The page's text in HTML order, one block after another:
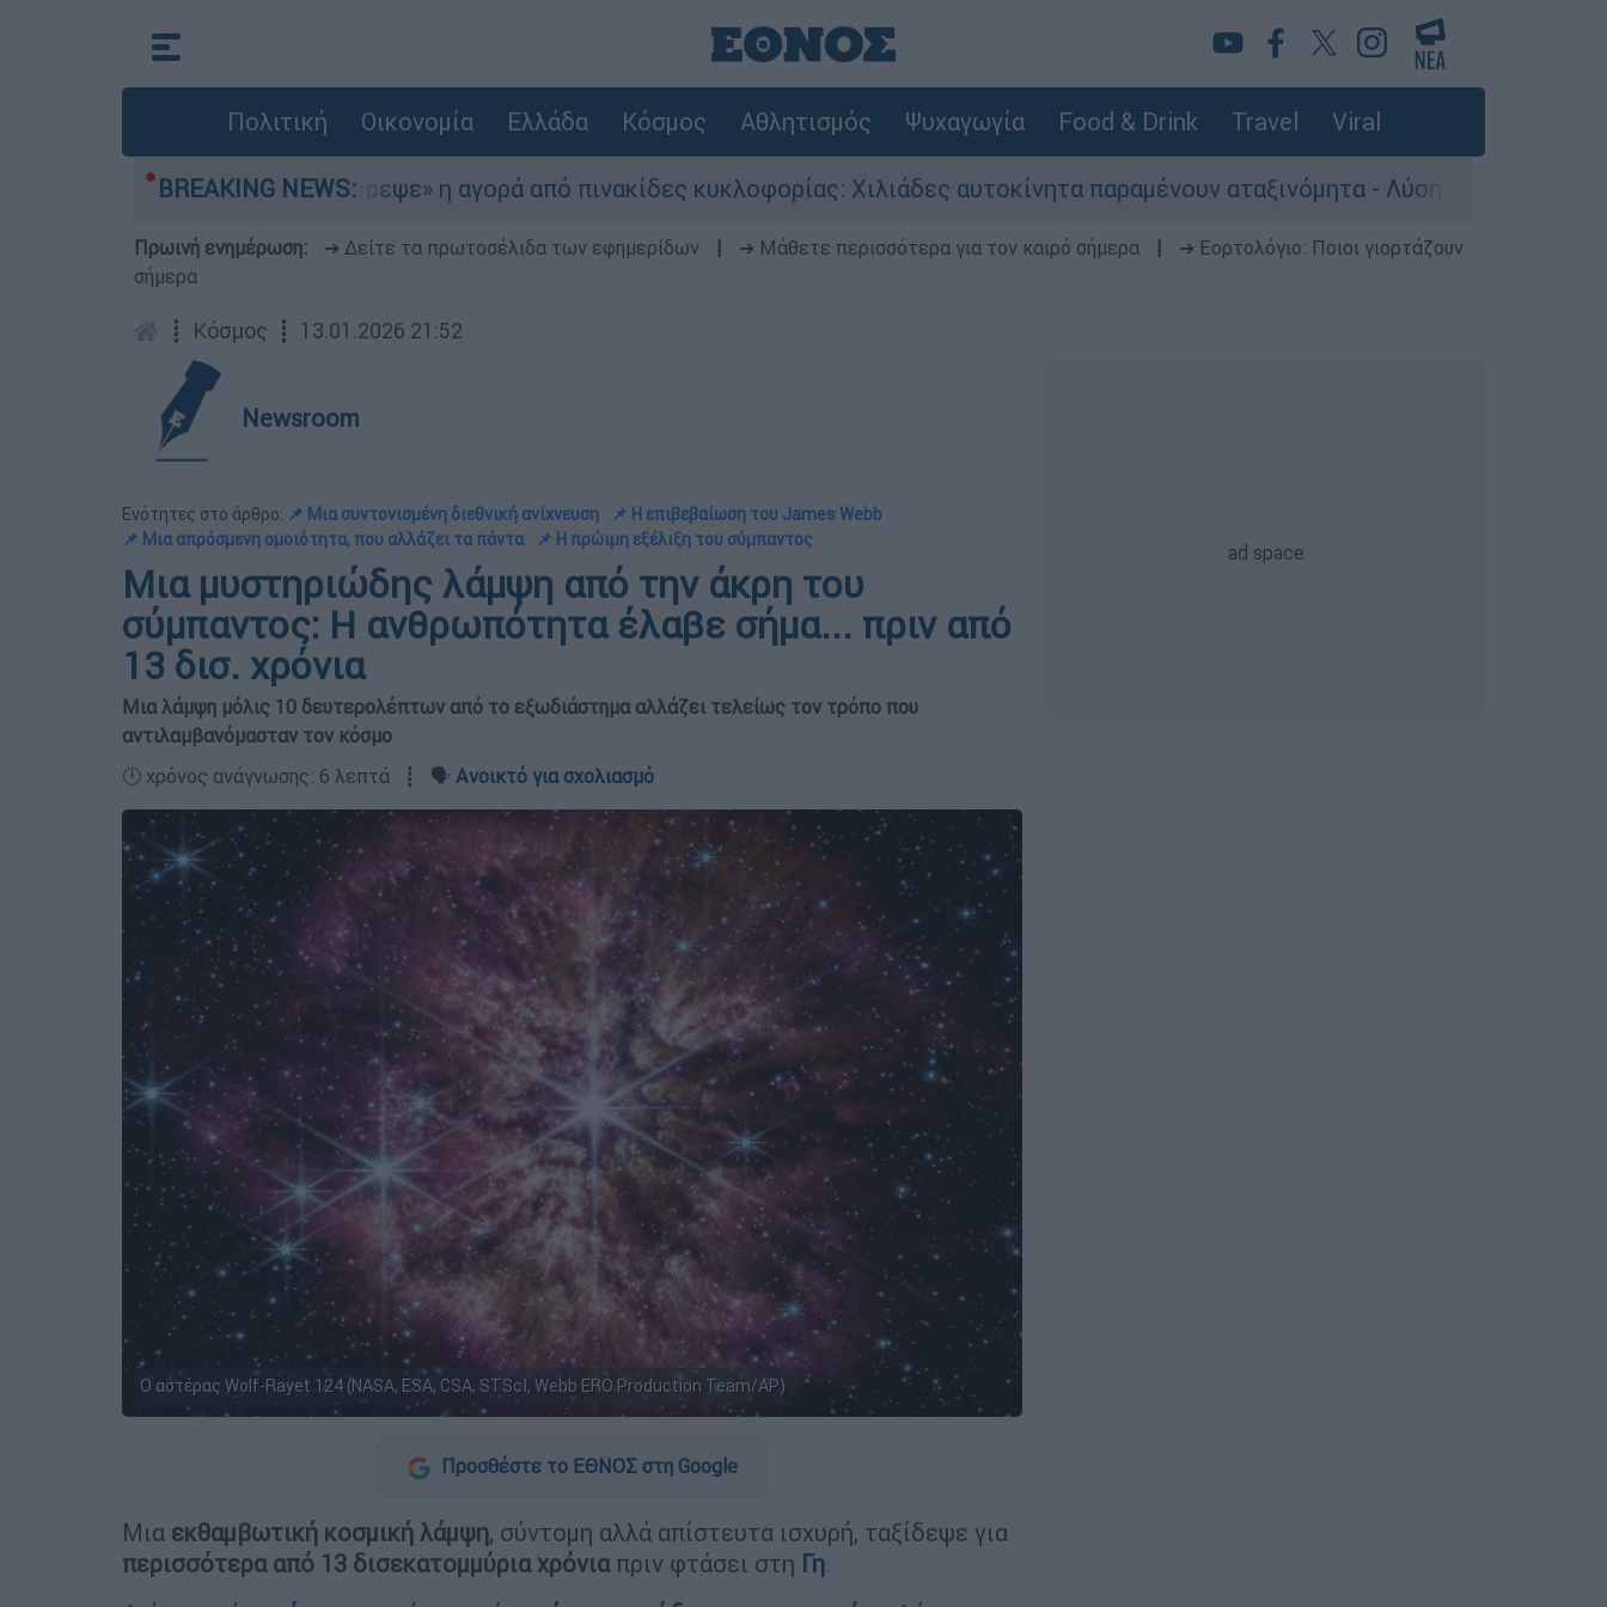
Πολιτική Οικονομία Ελλάδα Κόσμος Αθλητισμός Ψυχαγωγία Food & Drink Travel Viral
BREAKING NEWS:
«Στέρεψε» η αγορά από πινακίδες κυκλοφορίας: Χιλιάδες αυτοκίνητα παραμένουν αταξινόμητα - Λύση αναζητά το υπουργείο
Πρωινή ενημέρωση: ➔ Δείτε τα πρωτοσέλιδα των εφημερίδων ➔ Μάθετε περισσότερα για τον καιρό σήμερα
➔ Εορτολόγιο: Ποιοι γιορτάζουν
σήμερα
┋ Κόσμος ┋ 13.01.2026 21:52
Newsroom
Ενότητες στο άρθρο: 📌 Μια συντονισμένη διεθνική ανίχνευση
📌 Η επιβεβαίωση του James Webb
📌 Μια απρόσμενη ομοιότητα, που αλλάζει τα πάντα
📌 Η πρώιμη εξέλιξη του σύμπαντος
Μια μυστηριώδης λάμψη από την άκρη του
σύμπαντος: Η ανθρωπότητα έλαβε σήμα... πριν από
13 δισ. χρόνια
Μια λάμψη μόλις 10 δευτερολέπτων από το εξωδιάστημα αλλάζει τελείως τον τρόπο που
αντιλαμβανόμασταν τον κόσμο
🕛 χρόνος ανάγνωσης: 6 λεπτά ┋ 🗣️ Ανοικτό για σχολιασμό
Ο αστέρας Wolf-Rayet 124 (NASA, ESA, CSA, STScI, Webb ERO Production Team/AP)
Προσθέστε το ΕΘΝΟΣ στη Google
Μια εκθαμβωτική κοσμική λάμψη, σύντομη αλλά απίστευτα ισχυρή, ταξίδεψε για
περισσότερα από 13 δισεκατομμύρια χρόνιαπριν φτάσει στη Γη.